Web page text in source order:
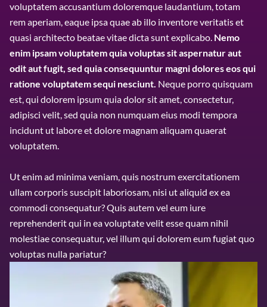
voluptatem accusantium doloremque laudantium, totam
rem aperiam, eaque ipsa quae ab illo inventore veritatis et
quasi architecto beatae vitae dicta sunt explicabo. Nemo
enim ipsam voluptatem quia voluptas sit aspernatur aut
odit aut fugit, sed quia consequuntur magni dolores eos qui
ratione voluptatem sequi nesciunt. Neque porro quisquam
est, qui dolorem ipsum quia dolor sit amet, consectetur,
adipisci velit, sed quia non numquam eius modi tempora
incidunt ut labore et dolore magnam aliquam quaerat
voluptatem.
Ut enim ad minima veniam, quis nostrum exercitationem
ullam corporis suscipit laboriosam, nisi ut aliquid ex ea
commodi consequatur? Quis autem vel eum iure
reprehenderit qui in ea voluptate velit esse quam nihil
molestiae consequatur, vel illum qui dolorem eum fugiat quo
voluptas nulla pariatur?